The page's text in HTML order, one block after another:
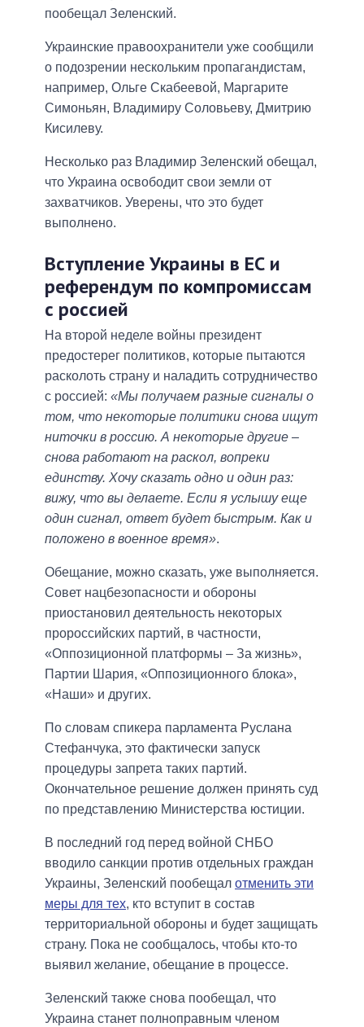
пообещал Зеленский.
Украинские правоохранители уже сообщили
о подозрении нескольким пропагандистам,
например, Ольге Скабеевой, Маргарите
Симоньян, Владимиру Соловьеву, Дмитрию
Кисилеву.
Несколько раз Владимир Зеленский обещал,
что Украина освободит свои земли от
захватчиков. Уверены, что это будет
выполнено.
Вступление Украины в ЕС и
референдум по компромиссам
с россией
На второй неделе войны президент
предостерег политиков, которые пытаются
расколоть страну и наладить сотрудничество
с россией: «Мы получаем разные сигналы о
том, что некоторые политики снова ищут
ниточки в россию. А некоторые другие –
снова работают на раскол, вопреки
единству. Хочу сказать одно и один раз:
вижу, что вы делаете. Если я услышу еще
один сигнал, ответ будет быстрым. Как и
положено в военное время».
Обещание, можно сказать, уже выполняется.
Совет нацбезопасности и обороны
приостановил деятельность некоторых
пророссийских партий, в частности,
«Оппозиционной платформы – За жизнь»,
Партии Шария, «Оппозиционного блока»,
«Наши» и других.
По словам спикера парламента Руслана
Стефанчука, это фактически запуск
процедуры запрета таких партий.
Окончательное решение должен принять суд
по представлению Министерства юстиции.
В последний год перед войной СНБО
вводило санкции против отдельных граждан
Украины, Зеленский пообещал отменить эти
меры для тех, кто вступит в состав
территориальной обороны и будет защищать
страну. Пока не сообщалось, чтобы кто-то
выявил желание, обещание в процессе.
Зеленский также снова пообещал, что
Украина станет полноправным членом